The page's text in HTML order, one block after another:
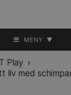
MENY ▼
Play ›
liv med